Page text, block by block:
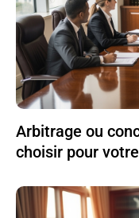
Arbitrage ou
choisir pour